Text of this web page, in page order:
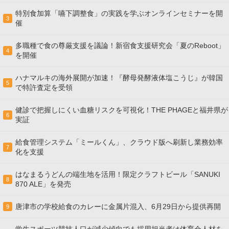
3
特別食加算「嚥下調整食」の実践を学ぶオンラインセミナーを開
催
4
多職種で食の尊厳支援を議論！新宿食支援研究会「夏のReboot」
を開催
5
ハナマルキの海外展開が加速！『酵母発酵液体塩こうじ』が韓国
で特許査定を受領
6
健診で把握しにくい血糖リスクを可視化！THE PHAGEと福井県が
実証
7
給食管理システム「ミールくん」、クラウド版へ刷新し業務効率
化を支援
8
はなまるうどんの端生地を活用！限定クラフトビール「SANUKI
870 ALE」を発売
9 唐津市の学校給食のカレーに金属片混入、6月29日から提供再開